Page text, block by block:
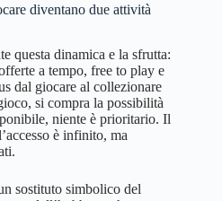
diventano due attività
questa dinamica e la sfrutta:
a tempo, free to play e
dal giocare al collezionare
si compra la possibilità
niente è prioritario. Il
è infinito, ma
sostituto simbolico del